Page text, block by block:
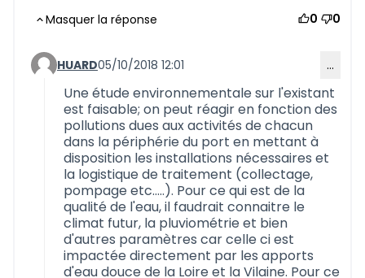
Masquer la réponse 0 0
Commentaire 590 (réponse au commentaire 584)
HUARD05/10/2018 12:01 …
Une étude environnementale sur l'existant
est faisable; on peut réagir en fonction des
pollutions dues aux activités de chacun
dans la périphérie du port en mettant à
disposition les installations nécessaires et
la logistique de traitement (collectage,
pompage etc.....). Pour ce qui est de la
qualité de l'eau, il faudrait connaitre le
climat futur, la pluviométrie et bien
d'autres paramètres car celle ci est
impactée directement par les apports
d'eau douce de la Loire et la Vilaine. Pour ce